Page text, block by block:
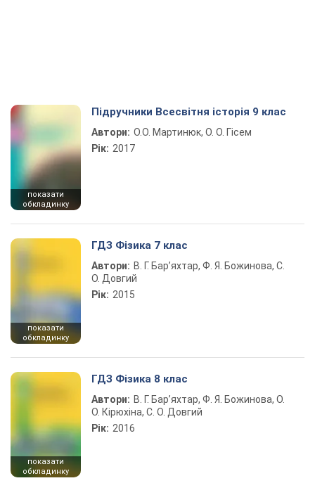
показати
обкладинку
Підручники Всесвітня історія 9 клас
Автори: О.О. Мартинюк, О. О. Гісем
Рік: 2017
показати
обкладинку
ГДЗ Фізика 7 клас
Автори: В. Г. Бар’яхтар, Ф. Я. Божинова, С.
О. Довгий
Рік: 2015
показати
обкладинку
ГДЗ Фізика 8 клас
Автори: В. Г. Бар’яхтар, Ф. Я. Божинова, О.
О. Кірюхіна, С. О. Довгий
Рік: 2016